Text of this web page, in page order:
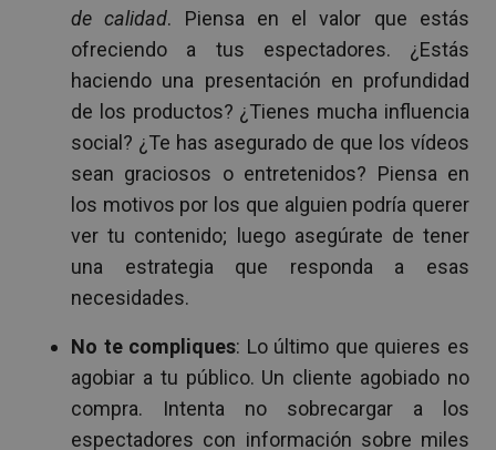
de calidad. Piensa en el valor que estás
ofreciendo a tus espectadores. ¿Estás
haciendo una presentación en profundidad
de los productos? ¿Tienes mucha influencia
social? ¿Te has asegurado de que los vídeos
sean graciosos o entretenidos? Piensa en
los motivos por los que alguien podría querer
ver tu contenido; luego asegúrate de tener
una estrategia que responda a esas
necesidades.
No te compliques: Lo último que quieres es
agobiar a tu público. Un cliente agobiado no
compra. Intenta no sobrecargar a los
espectadores con información sobre miles